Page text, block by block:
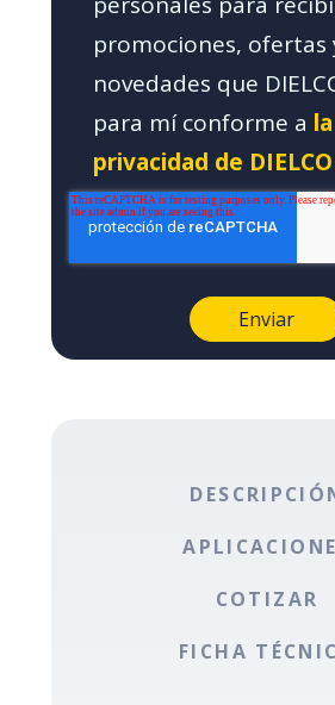
promociones, ofertas
novedades que
para mí conforme a
privacidad de DIELCO
COTIZAR
FICHA